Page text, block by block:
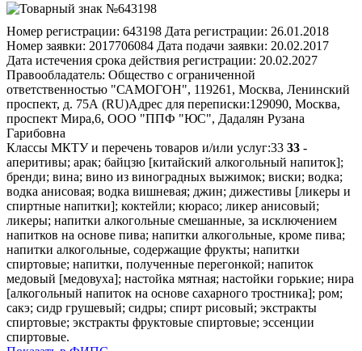
Номер регистрации: 643198 Дата регистрации: 26.01.2018
Номер заявки: 2017706084 Дата подачи заявки: 20.02.2017
Дата истечения срока действия регистрации: 20.02.2027
Правообладатель: Общество с ограниченной
ответственностью "САМОГОН", 119261, Москва, Ленинский
проспект, д. 75А (RU)Адрес для переписки:129090, Москва,
проспект Мира,6, ООО "ППФ "ЮС", Дадалян Рузана
Гарибовна
Классы МКТУ и перечень товаров и/или услуг:33 33 -
аперитивы; арак; байцзю [китайский алкогольный напиток];
бренди; вина; вино из виноградных выжимок; виски; водка;
водка анисовая; водка вишневая; джин; дижестивы [ликеры и
спиртные напитки]; коктейли; кюрасо; ликер анисовый;
ликеры; напитки алкогольные смешанные, за исключением
напитков на основе пива; напитки алкогольные, кроме пива;
напитки алкогольные, содержащие фрукты; напитки
спиртовые; напитки, полученные перегонкой; напиток
медовый [медовуха]; настойка мятная; настойки горькие; нира
[алкогольный напиток на основе сахарного тростника]; ром;
сакэ; сидр грушевый; сидры; спирт рисовый; экстракты
спиртовые; экстракты фруктовые спиртовые; эссенции
спиртовые.